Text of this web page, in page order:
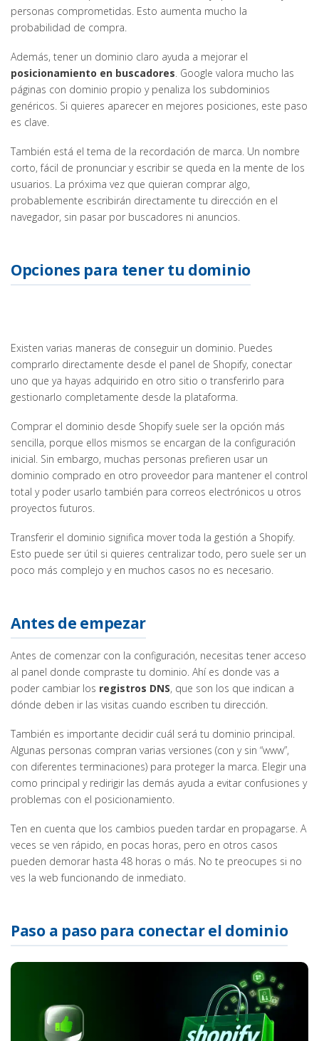
personas comprometidas. Esto aumenta mucho la
probabilidad de compra.
Además, tener un dominio claro ayuda a mejorar el
posicionamiento en buscadores . Google valora mucho las
páginas con dominio propio y penaliza los subdominios
genéricos. Si quieres aparecer en mejores posiciones, este paso
es clave.
También está el tema de la recordación de marca. Un nombre
corto, fácil de pronunciar y escribir se queda en la mente de los
usuarios. La próxima vez que quieran comprar algo,
probablemente escribirán directamente tu dirección en el
navegador, sin pasar por buscadores ni anuncios.
Opciones para tener tu dominio
Existen varias maneras de conseguir un dominio. Puedes
comprarlo directamente desde el panel de Shopify, conectar
uno que ya hayas adquirido en otro sitio o transferirlo para
gestionarlo completamente desde la plataforma.
Comprar el dominio desde Shopify suele ser la opción más
sencilla, porque ellos mismos se encargan de la configuración
inicial. Sin embargo, muchas personas prefieren usar un
dominio comprado en otro proveedor para mantener el control
total y poder usarlo también para correos electrónicos u otros
proyectos futuros.
Transferir el dominio significa mover toda la gestión a Shopify.
Esto puede ser útil si quieres centralizar todo, pero suele ser un
poco más complejo y en muchos casos no es necesario.
Antes de empezar
Antes de comenzar con la configuración, necesitas tener acceso
al panel donde compraste tu dominio. Ahí es donde vas a
poder cambiar los registros DNS, que son los que indican a
dónde deben ir las visitas cuando escriben tu dirección.
También es importante decidir cuál será tu dominio principal.
Algunas personas compran varias versiones (con y sin “www”,
con diferentes terminaciones) para proteger la marca. Elegir una
como principal y redirigir las demás ayuda a evitar confusiones y
problemas con el posicionamiento.
Ten en cuenta que los cambios pueden tardar en propagarse. A
veces se ven rápido, en pocas horas, pero en otros casos
pueden demorar hasta 48 horas o más. No te preocupes si no
ves la web funcionando de inmediato.
Paso a paso para conectar el dominio